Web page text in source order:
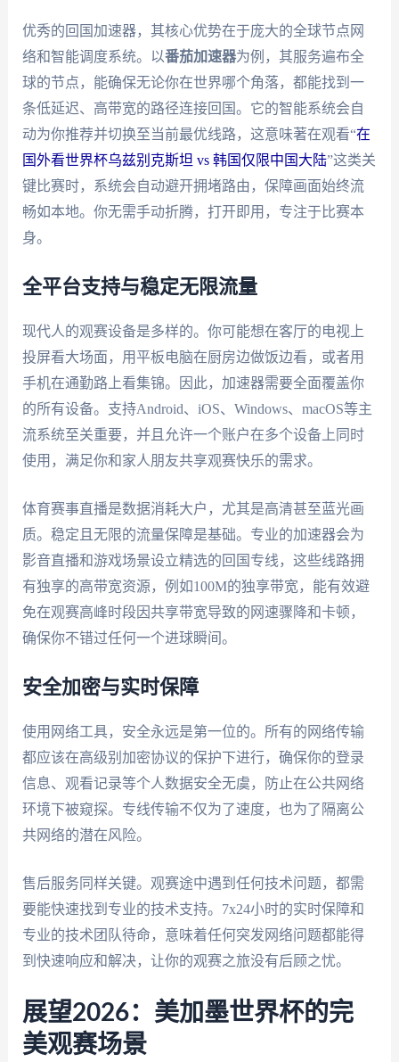
优秀的回国加速器，其核心优势在于庞大的全球节点网
络和智能调度系统。以番茄加速器为例，其服务遍布全
球的节点，能确保无论你在世界哪个角落，都能找到一
条低延迟、高带宽的路径连接回国。它的智能系统会自
动为你推荐并切换至当前最优线路，这意味著在观看“在
国外看世界杯乌兹别克斯坦 vs 韩国仅限中国大陆”这类关
键比赛时，系统会自动避开拥堵路由，保障画面始终流
畅如本地。你无需手动折腾，打开即用，专注于比赛本
身。
全平台支持与稳定无限流量
现代人的观赛设备是多样的。你可能想在客厅的电视上
投屏看大场面，用平板电脑在厨房边做饭边看，或者用
手机在通勤路上看集锦。因此，加速器需要全面覆盖你
的所有设备。支持Android、iOS、Windows、macOS等主
流系统至关重要，并且允许一个账户在多个设备上同时
使用，满足你和家人朋友共享观赛快乐的需求。
体育赛事直播是数据消耗大户，尤其是高清甚至蓝光画
质。稳定且无限的流量保障是基础。专业的加速器会为
影音直播和游戏场景设立精选的回国专线，这些线路拥
有独享的高带宽资源，例如100M的独享带宽，能有效避
免在观赛高峰时段因共享带宽导致的网速骤降和卡顿，
确保你不错过任何一个进球瞬间。
安全加密与实时保障
使用网络工具，安全永远是第一位的。所有的网络传输
都应该在高级别加密协议的保护下进行，确保你的登录
信息、观看记录等个人数据安全无虞，防止在公共网络
环境下被窥探。专线传输不仅为了速度，也为了隔离公
共网络的潜在风险。
售后服务同样关键。观赛途中遇到任何技术问题，都需
要能快速找到专业的技术支持。7x24小时的实时保障和
专业的技术团队待命，意味着任何突发网络问题都能得
到快速响应和解决，让你的观赛之旅没有后顾之忧。
展望2026：美加墨世界杯的完
美观赛场景